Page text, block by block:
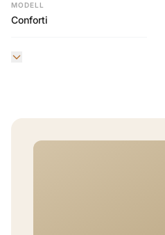
MODELL
Conforti